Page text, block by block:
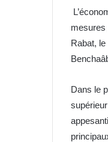
mesures
Rabat,
Dans le